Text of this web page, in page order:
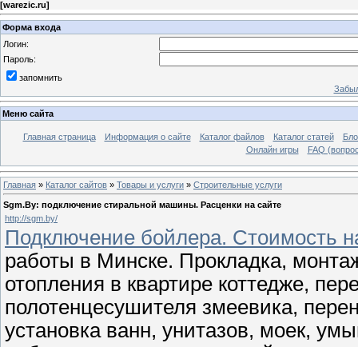
[warezic.ru]
Форма входа
Логин:
Пароль:
запомнить
Меню сайта
Главная страница Информация о сайте Каталог файлов Каталог статей
Онлайн игры
FAQ
Главная » Каталог сайтов » Товары и услуги » Строительные услуги
Sgm.By: подключение стиральной машины. Расценки на сайте
http://sgm.by/
Подключение бойлера. Стоимость
работы в Минске. Прокладка,
отопления в квартире коттедже,
полотенцесушителя змеевика,
установка ванн, унитазов, моек,